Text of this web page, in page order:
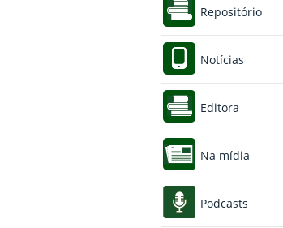
Repositório
Notícias
Editora
Na mídia
Podcasts